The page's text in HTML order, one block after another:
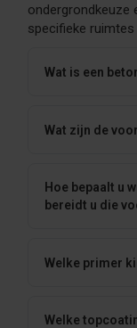
ondergrondkeuze
specifieke
Wat is een
Wat zijn de
Hoe bepaalt u
bereidt u die
Welke primer
Welke